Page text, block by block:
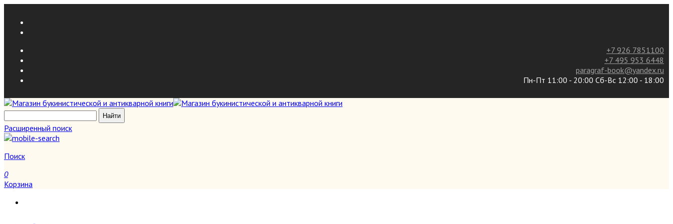
+7 926 7851100
+7 495 953 6448
paragraf-book@yandex.ru
Пн-Пт 11:00 - 20:00 Сб-Вс 12:00 - 18:00
Расширенный поиск
Поиск
0
Корзина